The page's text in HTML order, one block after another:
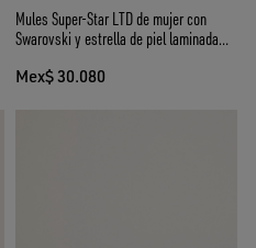
Mules Super-Star LTD de mujer con
Swarovski y estrella de piel laminada
Mex$ 30.080